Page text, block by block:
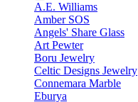
A.E. Williams
Amber SOS
Angels' Share Glass
Art Pewter
Boru Jewelry
Celtic Designs Jewelry
Connemara Marble
Eburya